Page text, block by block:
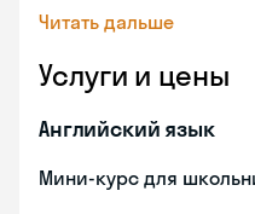
Читать дальше
Услуги и цены
Английский язык
Мини-курс для